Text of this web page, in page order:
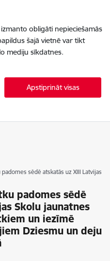
obligāti nepieciešamās
šajā vietnē var tikt
mediju sīkdatnes.
Apstiprināt visas
sēdē atskatās uz XIII Latvijas
padomes sēdē
Skolu jaunatnes
un iezīmē
Dziesmu un deju